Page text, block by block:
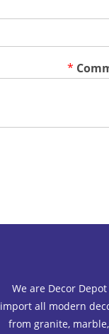
*
We are Decor
import all modern
from granite,